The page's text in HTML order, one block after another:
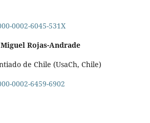
0002-6045-531X
Rojas-Andrade
de Chile (UsaCh, Chile)
0002-6459-6902